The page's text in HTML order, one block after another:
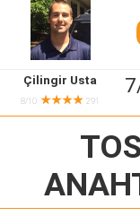
Çilingir Usta
8/10 ★★★★291